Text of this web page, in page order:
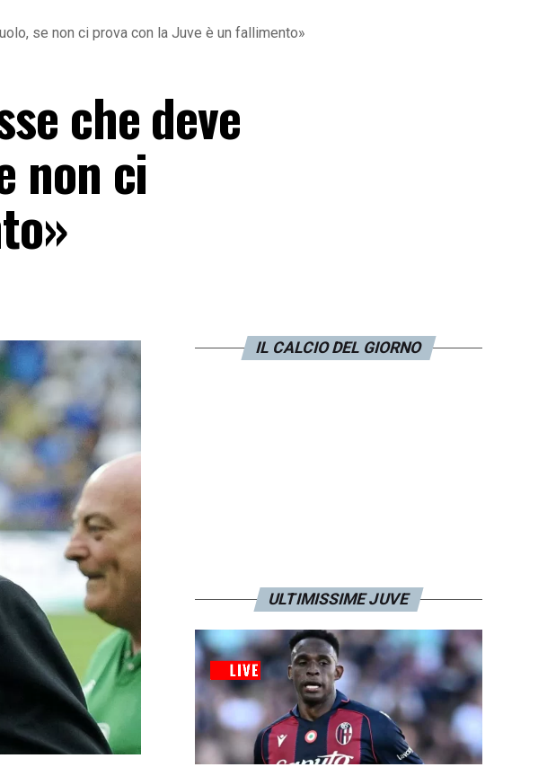
se non ci prova con la Juve è un fallimento»
che deve
non ci
IL CALCIO DEL GIORNO
ULTIMISSIME JUVE